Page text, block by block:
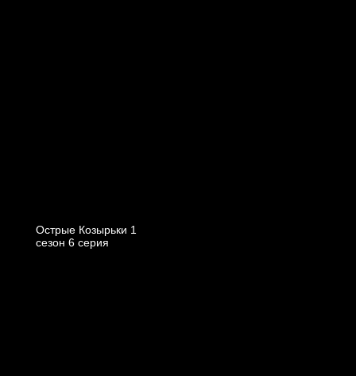
Острые Козырьки 1
cезон 6 cерия